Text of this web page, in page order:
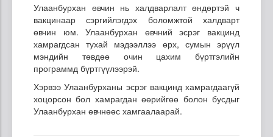
Улаанбурхан өвчин нь халдварлалт өндөртэй ч
вакцинаар сэргийлэгдэх боломжтой халдварт
өвчин юм. Улаанбурхан өвчний эсрэг вакцинд
хамрагдсан тухай мэдээллээ өрх, сумын эрүүл
мэндийн төвдөө очин цахим бүртгэлийн
программд бүртгүүлээрэй.
Хэрвээ Улаанбурханы эсрэг вакцинд хамрагдаагүй
хоцорсон бол хамрагдан өөрийгөө болон бусдыг
Улаанбурхан өвчнөөс хамгаалаарай.